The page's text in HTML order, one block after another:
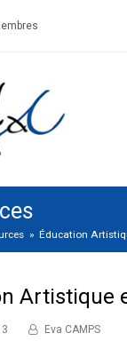
» Éducation
Artistique
Eva CAMPS